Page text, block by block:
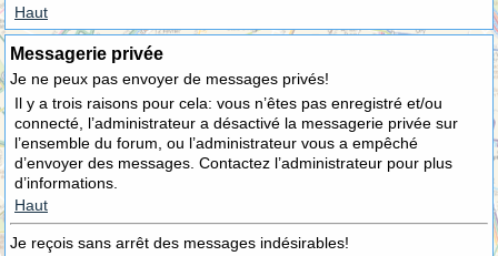
Haut
Messagerie privée
Je ne peux pas envoyer de messages privés!
Il y a trois raisons pour cela: vous n’êtes pas enregistré et/ou
connecté, l’administrateur a désactivé la messagerie privée sur
l’ensemble du forum, ou l’administrateur vous a empêché
d’envoyer des messages. Contactez l’administrateur pour plus
d’informations.
Haut
Je reçois sans arrêt des messages indésirables!